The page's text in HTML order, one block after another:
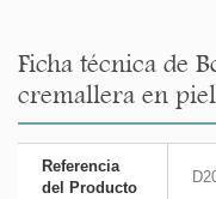
Ficha técnica de
cremallera en piel
Referencia
del Producto